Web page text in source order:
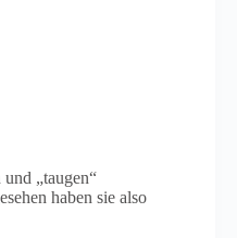
„taugen“
haben sie also